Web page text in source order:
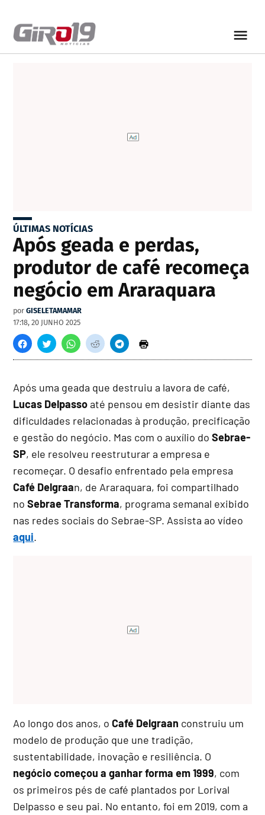
ÚLTIMAS NOTÍCIAS
Após geada e perdas,
produtor de café recomeça
negócio em Araraquara
por GISELETAMAMAR
17:18, 20 JUNHO 2025
Após uma geada que destruiu a lavora de café,
Lucas Delpassoaté pensou em desistir diante das
dificuldades relacionadas à produção, precificação
e gestão do negócio. Mas com o auxílio doSebrae-
SP, ele resolveu reestruturar a empresa e
recomeçar. O desafio enfrentado pela empresa
Café Delgraan, de Araraquara, foi compartilhado
noSebrae Transforma, programa semanal exibido
nas redes sociais do Sebrae-SP. Assista ao vídeo
aqui.
Ao longo dos anos, oCafé Delgraan construiu um
modelo de produção que une tradição,
sustentabilidade, inovação e resiliência. O
negócio começou a ganhar forma em 1999, com
os primeiros pés de café plantados por Lorival
Delpasso e seu pai. No entanto, foi em 2019, com a